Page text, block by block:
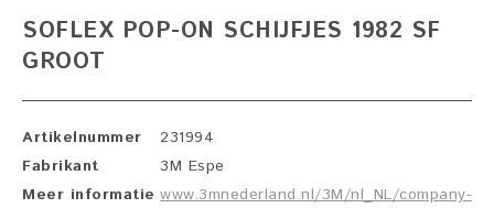
SOFLEX POP-ON SCHIJFJES 1982 SF
GROOT
Artikelnummer
231994
Fabrikant
3M Espe
Meer informatie www.3mnederland.nl/3M/nl_NL/company-